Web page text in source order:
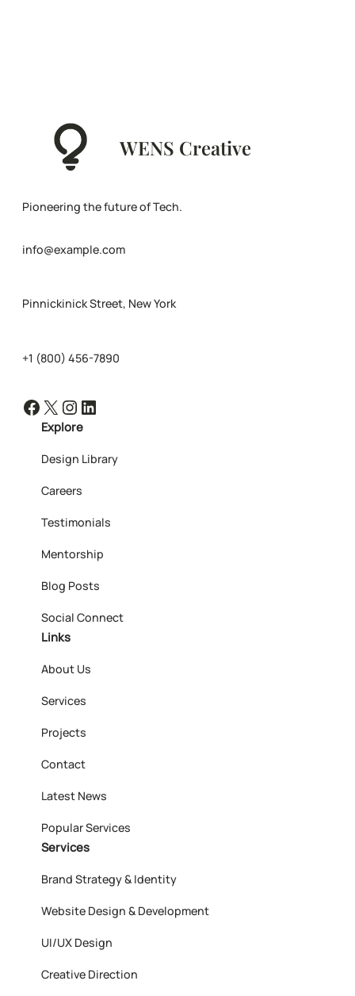
WENS Creative
Pioneering the future of Tech.
info@example.com
Pinnickinick Street, New York
+1 (800) 456-7890
Facebook X Instagram LinkedIn
Explore
Design Library
Careers
Testimonials
Mentorship
Blog Posts
Social Connect
Links
About Us
Services
Projects
Contact
Latest News
Popular Services
Services
Brand Strategy & Identity
Website Design & Development
UI/UX Design
Creative Direction